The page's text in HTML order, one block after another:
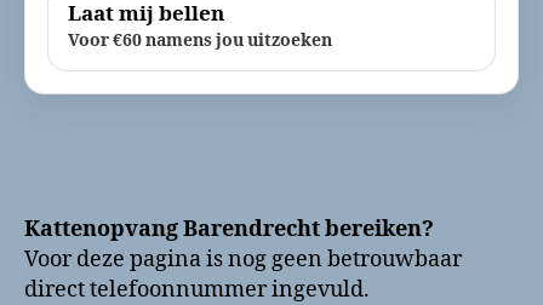
Laat mij bellen
Voor €60 namens jou uitzoeken
Kattenopvang Barendrecht bereiken?
Voor deze pagina is nog geen betrouwbaar
direct telefoonnummer ingevuld.